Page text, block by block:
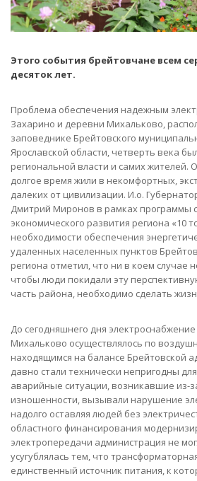
Этого события брейтовчане всем
десяток лет.
Проблема обеспечения надежным
Захарино и деревни Михальково,
заповеднике Брейтовского
Ярославской области, четверть века
региональной власти и самих жителей.
долгое время жили в некомфортных,
далеких от цивилизации. И.о.
Дмитрий Миронов в рамках программы
экономического развития региона «10
необходимости обеспечения
удаленных населенных пунктов
региона отметил, что ни в коем случае
чтобы люди покидали эту
часть района, необходимо сделать
До сегодняшнего дня
Михальково осуществлялось по
находящимся на балансе Брейтовской
давно стали технически непригодны
аварийные ситуации, возникавшие из-
изношенности, вызывали нарушение
надолго оставляя людей без
областного финансирования
электропередачи администрация не
усугублялась тем, что
единственный источник питания, к